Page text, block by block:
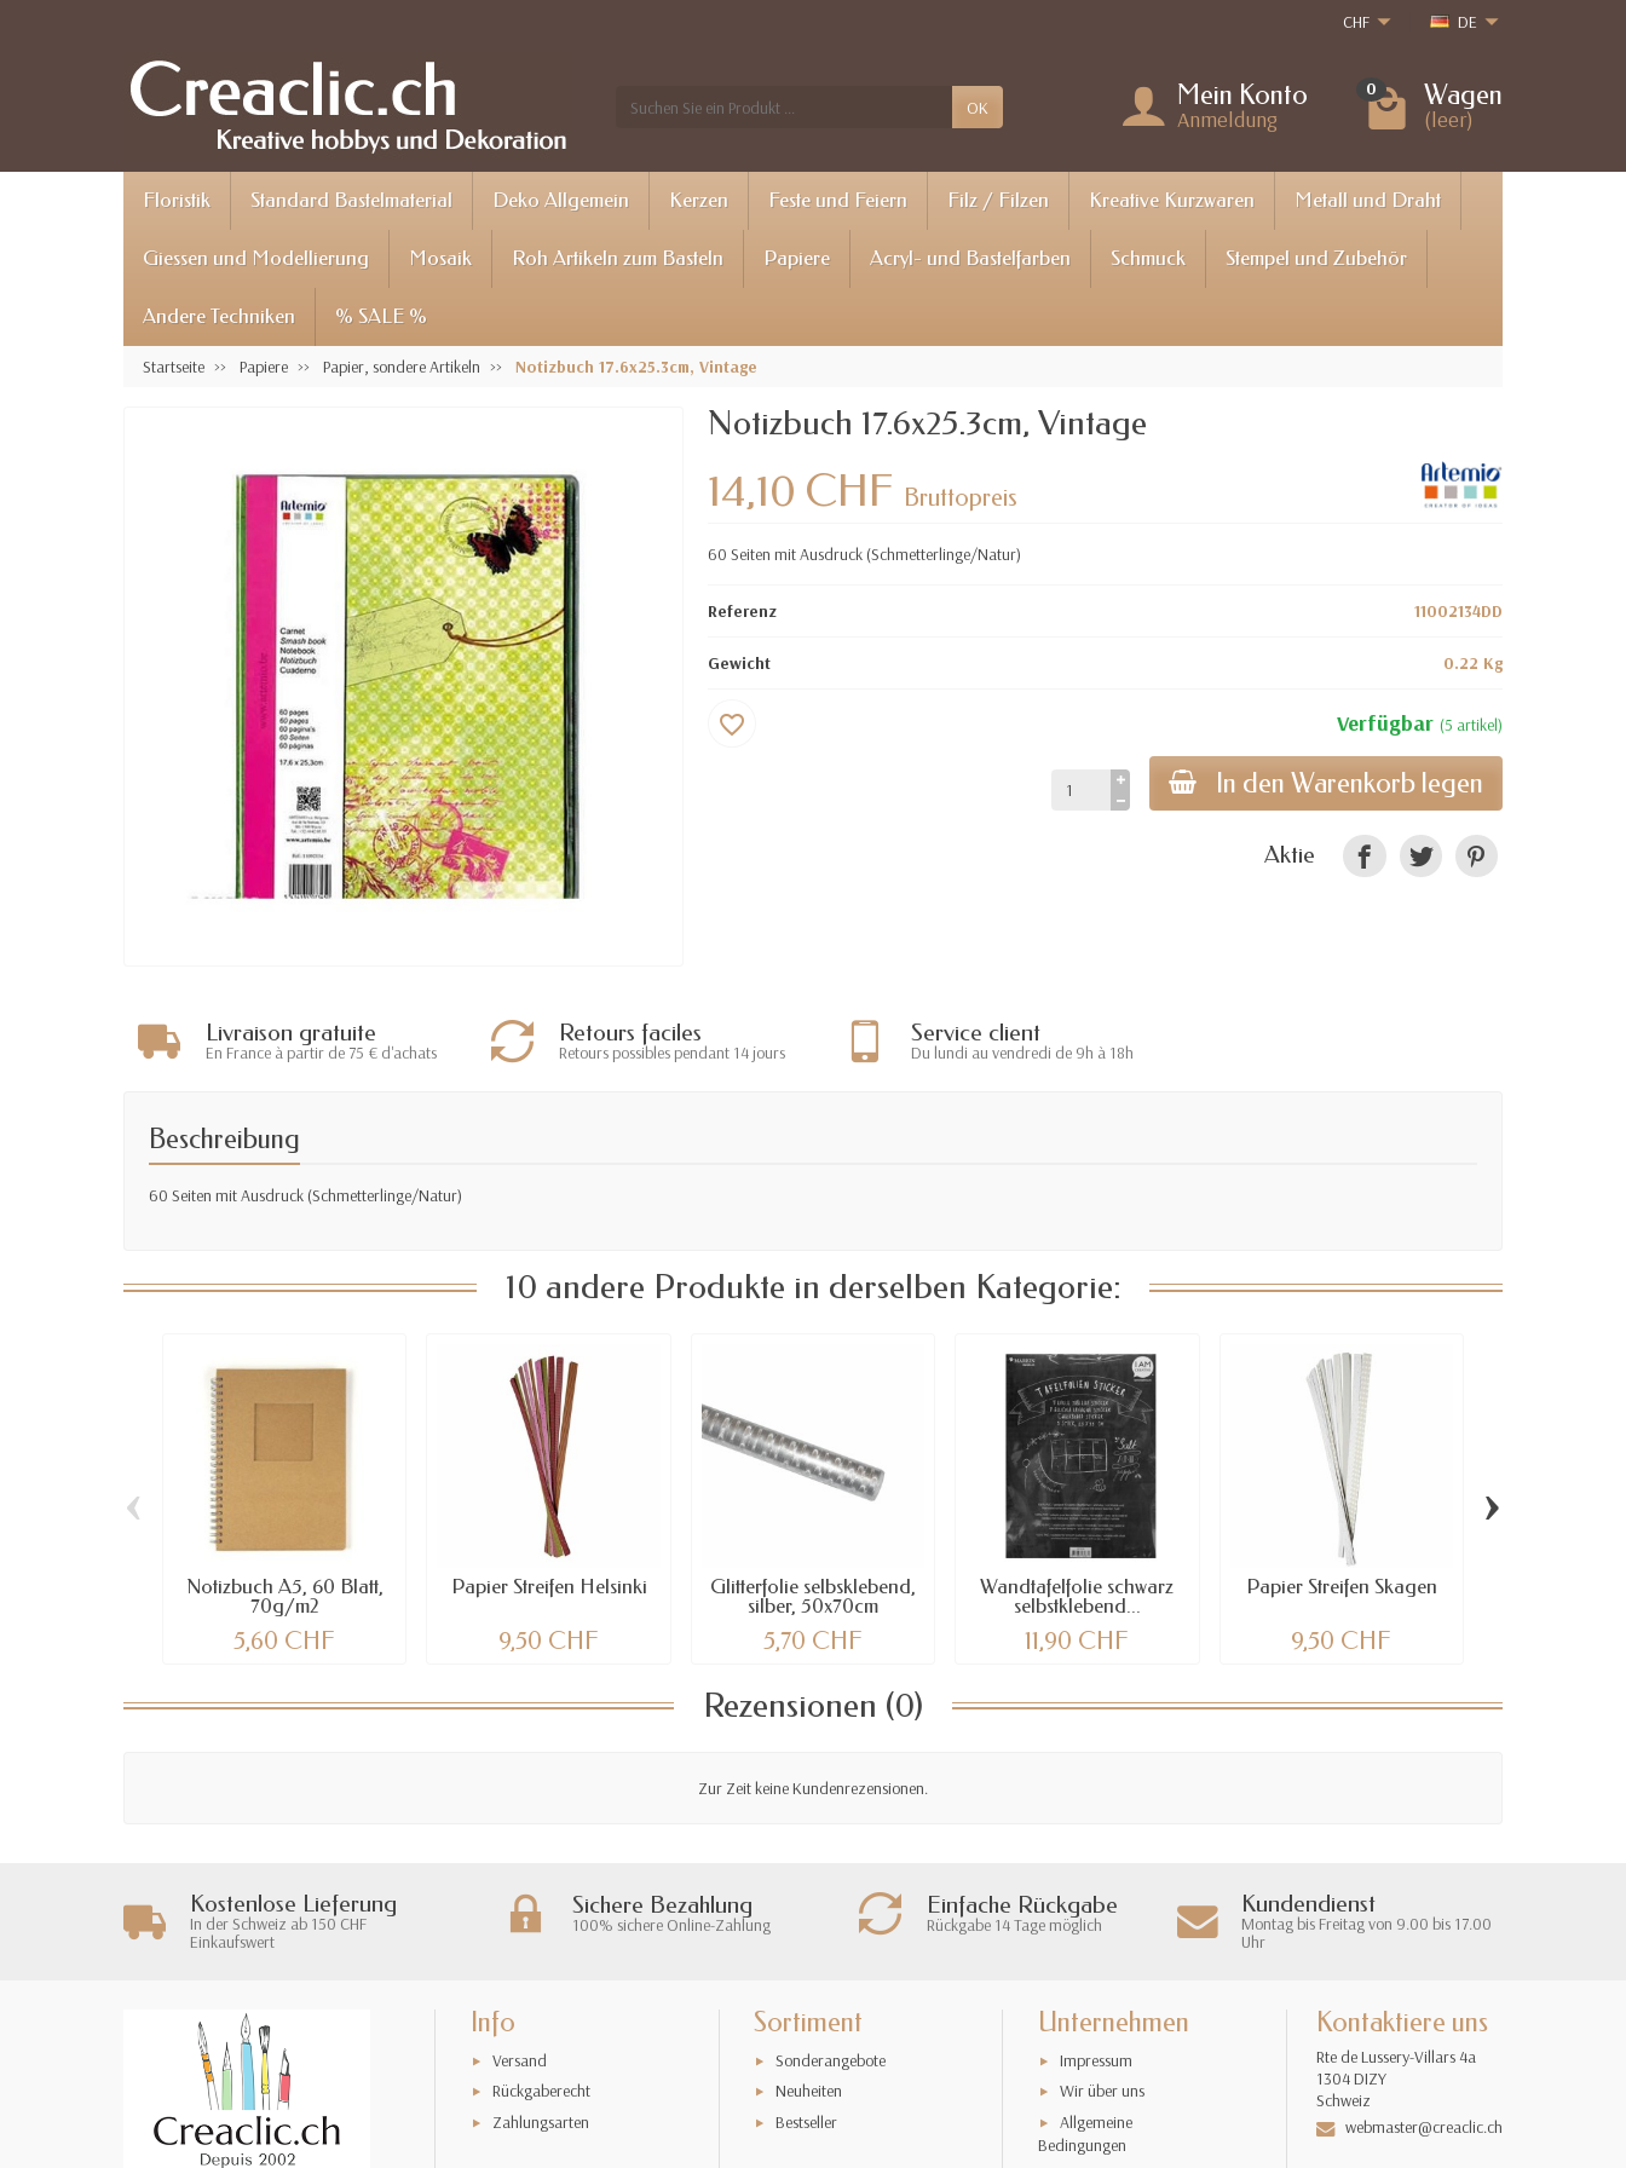
CHF DE
OK Mein Konto
Anmeldung
0 Wagen
(leer)
Floristik Standard Bastelmaterial Deko Allgemein Kerzen Feste und Feiern Filz / Filzen Kreative Kurzwaren Metall und Draht
Giessen und Modellierung Mosaik Roh Artikeln zum Basteln Papiere Acryl- und Bastelfarben Schmuck Stempel und Zubehör
Andere Techniken % SALE %
Startseite Papiere Papier, sondere Artikeln Notizbuch 17.6x25.3cm, Vintage
Notizbuch 17.6x25.3cm, Vintage
14,10 CHF Bruttopreis
60 Seiten mit Ausdruck (Schmetterlinge/Natur)
Referenz 11002134DD
Gewicht 0.22 Kg
Verfügbar (5 artikel)
In den Warenkorb legen
favorite_border
Aktie
Livraison gratuite
En France à partir de 75 € d'achats
Retours faciles
Retours possibles pendant 14 jours
Service client
Du lundi au vendredi de 9h à 18h
Beschreibung
60 Seiten mit Ausdruck (Schmetterlinge/Natur)
10 andere Produkte in derselben Kategorie:
Notizbuch A5, 60 Blatt,
70g/m2
5,60 CHF
Papier Streifen Helsinki
9,50 CHF
Glitterfolie selbsklebend,
silber, 50x70cm
5,70 CHF
Wandtafelfolie schwarz
selbstklebend...
11,90 CHF
Papier Streifen Skagen
9,50 CHF
‹ ›
Rezensionen (0)
Zur Zeit keine Kundenrezensionen.
Kostenlose Lieferung
In der Schweiz ab 150 CHF
Einkaufswert
Sichere Bezahlung
100% sichere Online-Zahlung
Einfache Rückgabe
Rückgabe 14 Tage möglich
Kundendienst
Montag bis Freitag von 9.00 bis 17.00
Uhr
Info
Versand
Rückgaberecht
Zahlungsarten
Sortiment
Sonderangebote
Neuheiten
Bestseller
Unternehmen
Impressum
Wir über uns
Allgemeine
Bedingungen
Kontaktiere uns
Rte de Lussery-Villars 4a
1304 DIZY
Schweiz
webmaster@creaclic.ch